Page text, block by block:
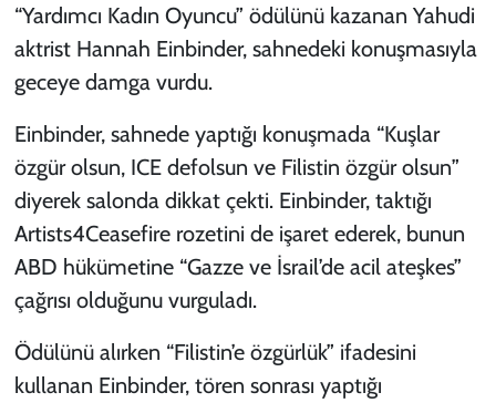
“Yardımcı Kadın Oyuncu” ödülünü kazanan Yahudi
aktrist Hannah Einbinder, sahnedeki konuşmasıyla
geceye damga vurdu.
Einbinder, sahnede yaptığı konuşmada “Kuşlar
özgür olsun, ICE defolsun ve Filistin özgür olsun”
diyerek salonda dikkat çekti. Einbinder, taktığı
Artists4Ceasefire rozetini de işaret ederek, bunun
ABD hükümetine “Gazze ve İsrail’de acil ateşkes”
çağrısı olduğunu vurguladı.
Ödülünü alırken “Filistin’e özgürlük” ifadesini
kullanan Einbinder, tören sonrası yaptığı